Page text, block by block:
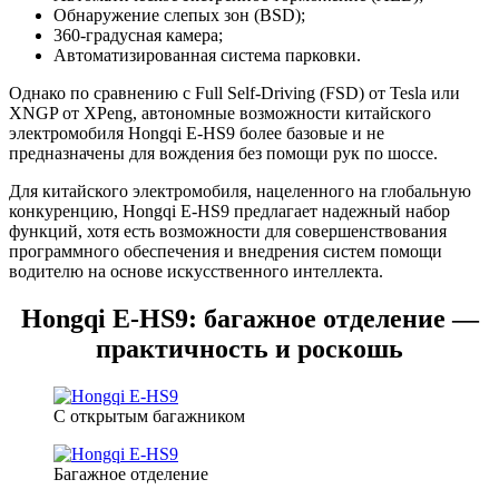
Обнаружение слепых зон (BSD);
360-градусная камера;
Автоматизированная система парковки.
Однако по сравнению с Full Self-Driving (FSD) от Tesla или
XNGP от XPeng, автономные возможности китайского
электромобиля Hongqi E-HS9 более базовые и не
предназначены для вождения без помощи рук по шоссе.
Для китайского электромобиля, нацеленного на глобальную
конкуренцию, Hongqi E-HS9 предлагает надежный набор
функций, хотя есть возможности для совершенствования
программного обеспечения и внедрения систем помощи
водителю на основе искусственного интеллекта.
Hongqi E-HS9: багажное отделение —
практичность и роскошь
С открытым багажником
Багажное отделение